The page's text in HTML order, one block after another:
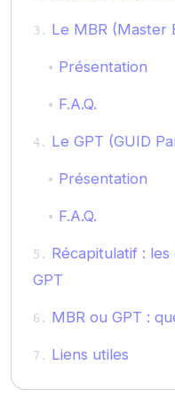
Le MBR (Master
Présentation
F.A.Q.
Le GPT (GUID
Présentation
F.A.Q.
Récapitulatif :
GPT
MBR ou GPT :
Liens utiles